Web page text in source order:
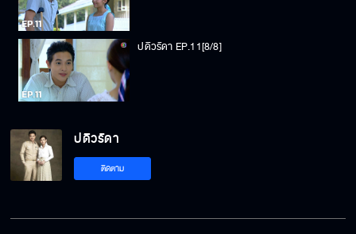
ปดิวรัดา EP.11[8/8]
ปดิวรัดา
ติดตาม